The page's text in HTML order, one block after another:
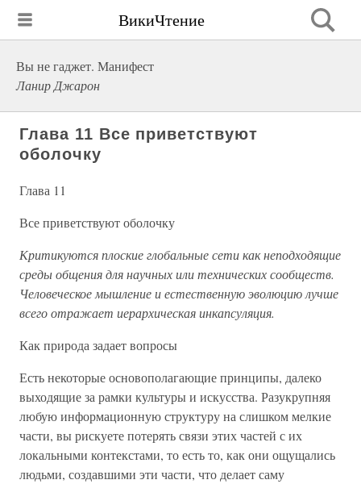
ВикиЧтение
Вы не гаджет. Манифест
Ланир Джарон
Глава 11 Все приветствуют
оболочку
Глава 11
Все приветствуют оболочку
Критикуются плоские глобальные сети как неподходящие
среды общения для научных или технических сообществ.
Человеческое мышление и естественную эволюцию лучше
всего отражает иерархическая инкапсуляция.
Как природа задает вопросы
Есть некоторые основополагающие принципы, далеко
выходящие за рамки культуры и искусства. Разукрупняя
любую информационную структуру на слишком мелкие
части, вы рискуете потерять связи этих частей с их
локальными контекстами, то есть то, как они ощущались
людьми, создавшими эти части, что делает саму